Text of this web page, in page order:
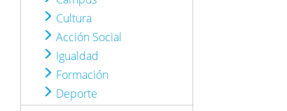
Cultura
Acción Social
Igualdad
Formación
Deporte